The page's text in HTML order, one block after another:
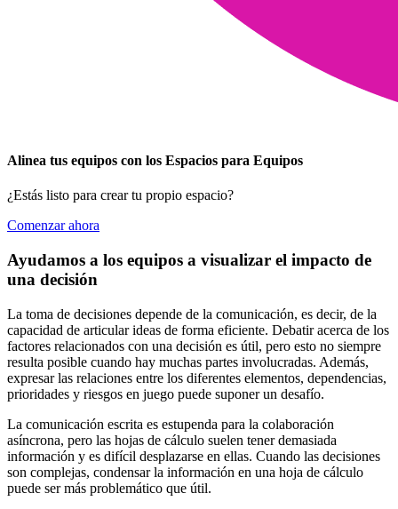
Alinea tus equipos con los Espacios para Equipos
¿Estás listo para crear tu propio espacio?
Comenzar ahora
Ayudamos a los equipos a visualizar el impacto de
una decisión
La toma de decisiones depende de la comunicación, es decir, de la
capacidad de articular ideas de forma eficiente. Debatir acerca de los
factores relacionados con una decisión es útil, pero esto no siempre
resulta posible cuando hay muchas partes involucradas. Además,
expresar las relaciones entre los diferentes elementos, dependencias,
prioridades y riesgos en juego puede suponer un desafío.
La comunicación escrita es estupenda para la colaboración
asíncrona, pero las hojas de cálculo suelen tener demasiada
información y es difícil desplazarse en ellas. Cuando las decisiones
son complejas, condensar la información en una hoja de cálculo
puede ser más problemático que útil.